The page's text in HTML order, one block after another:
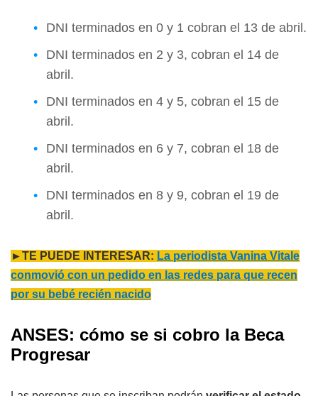
DNI terminados en 0 y 1 cobran el 13 de abril.
DNI terminados en 2 y 3, cobran el 14 de
abril.
DNI terminados en 4 y 5, cobran el 15 de
abril.
DNI terminados en 6 y 7, cobran el 18 de
abril.
DNI terminados en 8 y 9, cobran el 19 de
abril.
►TE PUEDE INTERESAR: La periodista Vanina Vitale
conmovió con un pedido en las redes para que recen
por su bebé recién nacido
ANSES: cómo se si cobro la Beca
Progresar